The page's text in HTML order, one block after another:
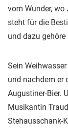
vom Wunder, wo
steht für die
und dazu gehöre
Sein
und nachdem er
Augustiner-Bier.
Musikantin
Stehausschank-